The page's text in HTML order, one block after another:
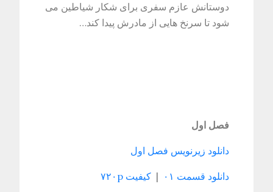
دوستانش عازم سفری برای شکار شیاطین می
شود تا سرنخ هایی از مادرش پیدا کند…
فصل اول
دانلود زیرنویس فصل اول
دانلود قسمت ۰۱ |کیفیت ۷۲۰p